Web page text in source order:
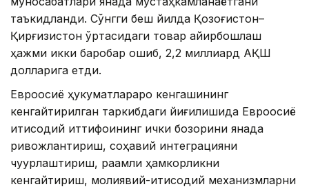
таъкидланди. Сўнгги беш йилда Қозоғистон–
Қирғизистон ўртасидаги товар айирбошлаш
ҳажми икки баробар ошиб, 2,2 миллиард АҚШ
долларига етди.
Евроосиё ҳукуматлараро кенгашининг
кенгайтирилган таркибдаги йиғилишида Евроосиё
иқтисодий иттифоқининг ички бозорини янада
ривожлантириш, соҳавий интеграцияни
чуқурлаштириш, рақамли ҳамкорликни
кенгайтириш, молиявий-иқтисодий механизмларни